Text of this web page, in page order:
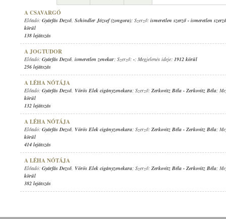
A CSAVARGÓ
Előadó: Gyárfás Dezső, Schindler József (zongora); Szerző: ismeretlen szerző- ismeretlen szerző
körül
138 lejátszás
A JOGTUDOR
Előadó: Gyárfás Dezső, ismeretlen zenekar; Szerző: -; Megjelenés ideje: 1912 körül
256 lejátszás
A LÉHA NÓTÁJA
Előadó: Gyárfás Dezső, Vörös Elek cigányzenekara; Szerző: Zerkovitz Béla - Zerkovitz Béla;
körül
132 lejátszás
A LÉHA NÓTÁJA
Előadó: Gyárfás Dezső, Vörös Elek cigányzenekara; Szerző: Zerkovitz Béla - Zerkovitz Béla;
körül
414 lejátszás
A LÉHA NÓTÁJA
Előadó: Gyárfás Dezső, Vörös Elek cigányzenekara; Szerző: Zerkovitz Béla - Zerkovitz Béla;
körül
382 lejátszás